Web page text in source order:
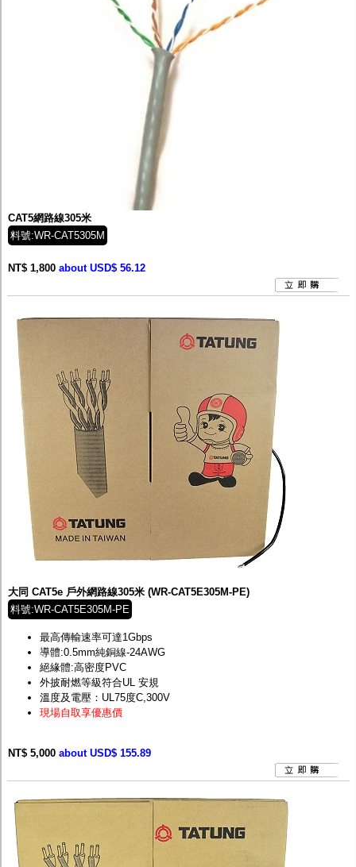
CAT5網路線305米
料號:WR-CAT5305M
NT$ 1,800 about USD$ 56.12
大同 CAT5e 戶外網路線305米 (WR-CAT5E305M-PE)
料號:WR-CAT5E305M-PE
最高傳輸速率可達1Gbps
導體:0.5mm純銅線-24AWG
絕緣體:高密度PVC
外披耐燃等級符合UL 安規
溫度及電壓：UL75度C,300V
現場自取享優惠價
NT$ 5,000 about USD$ 155.89